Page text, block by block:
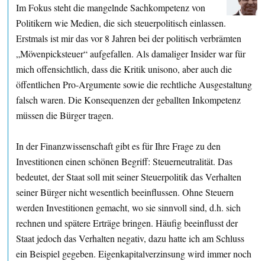
Im Fokus steht die mangelnde Sachkompetenz von
Politikern wie Medien, die sich steuerpolitisch einlassen.
Erstmals ist mir das vor 8 Jahren bei der politisch verbrämten
„Mövenpicksteuer“ aufgefallen. Als damaliger Insider war für
mich offensichtlich, dass die Kritik unisono, aber auch die
öffentlichen Pro-Argumente sowie die rechtliche Ausgestaltung
falsch waren. Die Konsequenzen der geballten Inkompetenz
müssen die Bürger tragen.
In der Finanzwissenschaft gibt es für Ihre Frage zu den
Investitionen einen schönen Begriff: Steuerneutralität. Das
bedeutet, der Staat soll mit seiner Steuerpolitik das Verhalten
seiner Bürger nicht wesentlich beeinflussen. Ohne Steuern
werden Investitionen gemacht, wo sie sinnvoll sind, d.h. sich
rechnen und spätere Erträge bringen. Häufig beeinflusst der
Staat jedoch das Verhalten negativ, dazu hatte ich am Schluss
ein Beispiel gegeben. Eigenkapitalverzinsung wird immer noch